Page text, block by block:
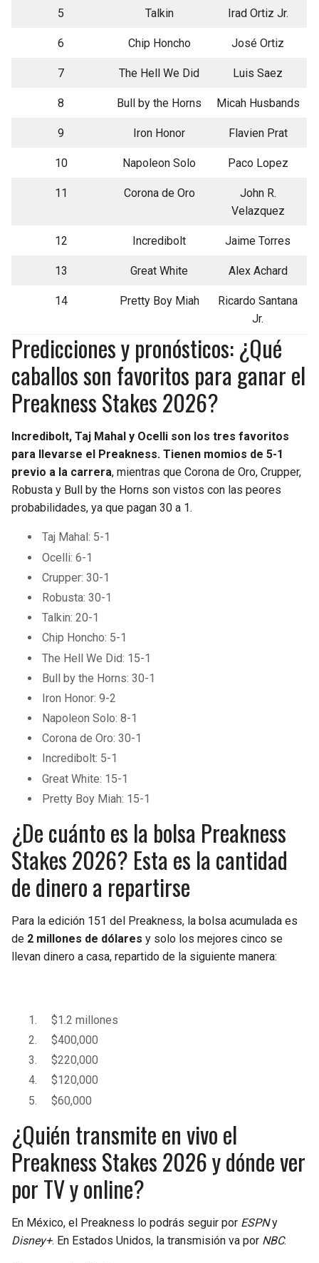
5 Talkin Irad Ortiz Jr.
6 Chip Honcho José Ortiz
7 The Hell We Did Luis Saez
8 Bull by the Horns Micah Husbands
9 Iron Honor Flavien Prat
10 Napoleon Solo Paco Lopez
11 Corona de Oro
John R.
Velazquez
12 Incredibolt Jaime Torres
13 Great White Alex Achard
14 Pretty Boy Miah
Ricardo Santana
Jr.
Predicciones y pronósticos: ¿Qué
caballos son favoritos para ganar el
Preakness Stakes 2026?
Incredibolt, Taj Mahal y Ocelli son los tres favoritos
para llevarse el Preakness. Tienen momios de 5-1
previo a la carrera, mientras que Corona de Oro, Crupper,
Robusta y Bull by the Horns son vistos con las peores
probabilidades, ya que pagan 30 a 1.
Taj Mahal: 5-1
Ocelli: 6-1
Crupper: 30-1
Robusta: 30-1
Talkin: 20-1
Chip Honcho: 5-1
The Hell We Did: 15-1
Bull by the Horns: 30-1
Iron Honor: 9-2
Napoleon Solo: 8-1
Corona de Oro: 30-1
Incredibolt: 5-1
Great White: 15-1
Pretty Boy Miah: 15-1
¿De cuánto es la bolsa Preakness
Stakes 2026? Esta es la cantidad
de dinero a repartirse
Para la edición 151 del Preakness, la bolsa acumulada es
de 2 millones de dólares y solo los mejores cinco se
llevan dinero a casa, repartido de la siguiente manera:
$1.2 millones
$400,000
$220,000
$120,000
$60,000
¿Quién transmite en vivo el
Preakness Stakes 2026 y dónde ver
por TV y online?
En México, el Preakness lo podrás seguir por ESPNy
Disney+. En Estados Unidos, la transmisión va por NBC.